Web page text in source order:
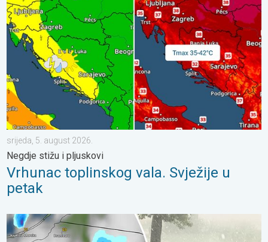
srijeda, 5. august 2026.
Negdje stižu i pljuskovi
Vrhunac toplinskog vala. Svježije u
petak
Ogromni komadi leda u Poljskoj. Nevrijeme. . . petak, 7.